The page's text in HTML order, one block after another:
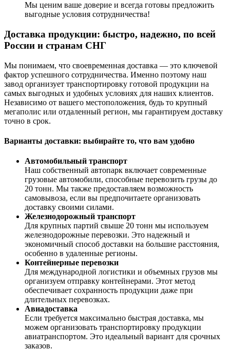
Мы ценим ваше доверие и всегда готовы предложить
выгодные условия сотрудничества!
Доставка продукции: быстро, надежно, по всей
России и странам СНГ
Мы понимаем, что своевременная доставка — это ключевой
фактор успешного сотрудничества. Именно поэтому наш
завод организует транспортировку готовой продукции на
самых выгодных и удобных условиях для наших клиентов.
Независимо от вашего местоположения, будь то крупный
мегаполис или отдаленный регион, мы гарантируем доставку
точно в срок.
Варианты доставки: выбирайте то, что вам удобно
Автомобильный транспорт
Наш собственный автопарк включает современные
грузовые автомобили, способные перевозить грузы до
20 тонн. Мы также предоставляем возможность
самовывоза, если вы предпочитаете организовать
доставку своими силами.
Железнодорожный транспорт
Для крупных партий свыше 20 тонн мы используем
железнодорожные перевозки. Это надежный и
экономичный способ доставки на большие расстояния,
особенно в удаленные регионы.
Контейнерные перевозки
Для международной логистики и объемных грузов мы
организуем отправку контейнерами. Этот метод
обеспечивает сохранность продукции даже при
длительных перевозках.
Авиадоставка
Если требуется максимально быстрая доставка, мы
можем организовать транспортировку продукции
авиатранспортом. Это идеальный вариант для срочных
заказов.